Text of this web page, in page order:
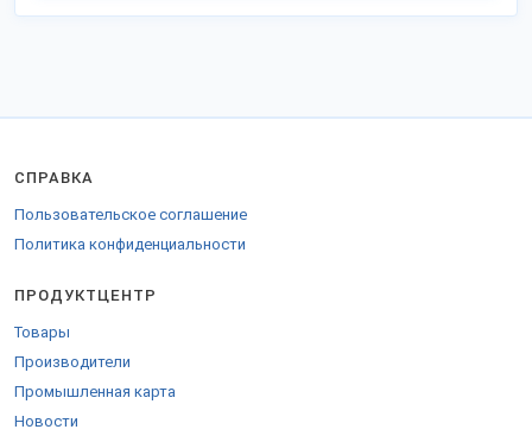
СПРАВКА
Пользовательское соглашение
Политика конфиденциальности
ПРОДУКТЦЕНТР
Товары
Производители
Промышленная карта
Новости